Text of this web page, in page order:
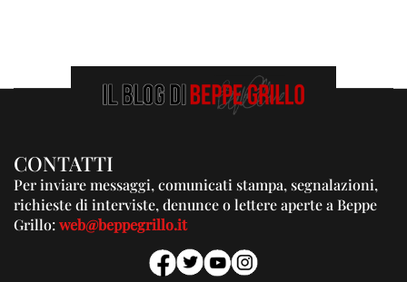
CONTATTI
Per inviare messaggi, comunicati stampa, segnalazioni,
richieste di interviste, denunce o lettere aperte a Beppe
Grillo:web@beppegrillo.it